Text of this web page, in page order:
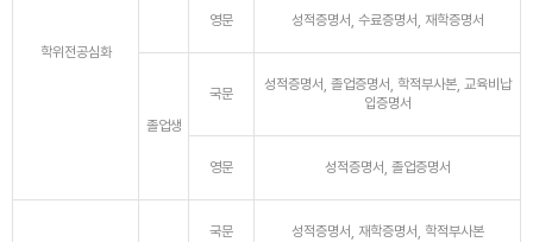
학위전공심화
영문 성적증명서, 수료증명서, 재학증명서
졸업생
국문
성적증명서, 졸업증명서, 학적부사본, 교육비납
입증명서
영문 성적증명서, 졸업증명서
국문 성적증명서, 재학증명서, 학적부사본